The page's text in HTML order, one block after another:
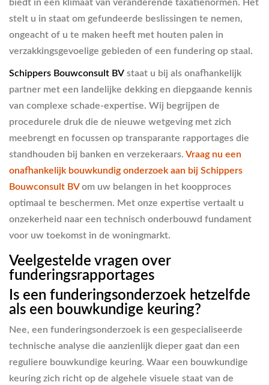
biedt in een klimaat van veranderende taxatienormen. Het
stelt u in staat om gefundeerde beslissingen te nemen,
ongeacht of u te maken heeft met houten palen in
verzakkingsgevoelige gebieden of een fundering op staal.
Schippers Bouwconsult BV staat u bij als onafhankelijk
partner met een landelijke dekking en diepgaande kennis
van complexe schade-expertise. Wij begrijpen de
procedurele druk die de nieuwe wetgeving met zich
meebrengt en focussen op transparante rapportages die
standhouden bij banken en verzekeraars. Vraag nu een
onafhankelijk bouwkundig onderzoek aan bij Schippers
Bouwconsult BVom uw belangen in het koopproces
optimaal te beschermen. Met onze expertise vertaalt u
onzekerheid naar een technisch onderbouwd fundament
voor uw toekomst in de woningmarkt.
Veelgestelde vragen over
funderingsrapportages
Is een funderingsonderzoek hetzelfde
als een bouwkundige keuring?
Nee, een funderingsonderzoek is een gespecialiseerde
technische analyse die aanzienlijk dieper gaat dan een
reguliere bouwkundige keuring. Waar een bouwkundige
keuring zich richt op de algehele visuele staat van de